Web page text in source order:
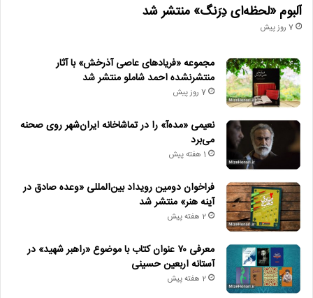
آلبوم «لحظه‌ای دِرَنگ» منتشر شد
7 روز پیش
مجموعه «فریادهای عاصی آذرخش» با آثار
منتشرنشده احمد شاملو منتشر شد
7 روز پیش
نعیمی «مده‌آ» را در تماشاخانه ایران‌شهر روی صحنه
می‌برد
1 هفته پیش
فراخوان دومین رویداد بین‌المللی «وعده صادق در
آینه هنر» منتشر شد
2 هفته پیش
معرفی ۷۰ عنوان کتاب با موضوع «راهبر شهید» در
آستانه اربعین حسینی
2 هفته پیش